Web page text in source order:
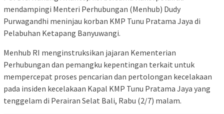
mendampingi Menteri Perhubungan (Menhub) Dudy
Purwagandhi meninjau korban KMP Tunu Pratama Jaya di
Pelabuhan Ketapang Banyuwangi.
Menhub RI menginstruksikan jajaran Kementerian
Perhubungan dan pemangku kepentingan terkait untuk
mempercepat proses pencarian dan pertolongan kecelakaan
pada insiden kecelakaan Kapal KMP Tunu Pratama Jaya yang
tenggelam di Perairan Selat Bali, Rabu (2/7) malam.